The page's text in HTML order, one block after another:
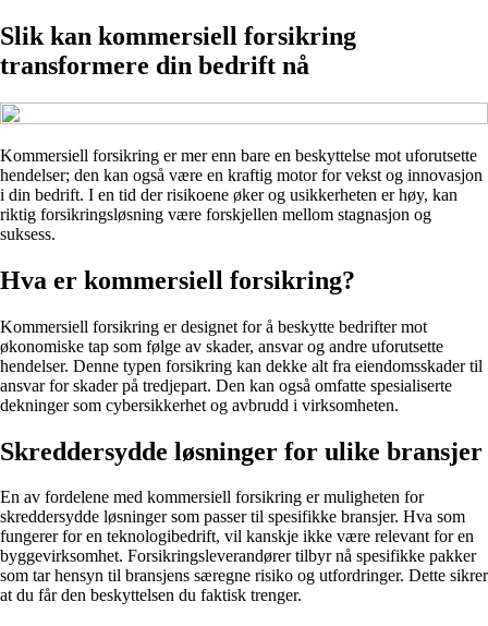
Slik kan kommersiell forsikring
transformere din bedrift nå
Kommersiell forsikring er mer enn bare en beskyttelse mot uforutsette
hendelser; den kan også være en kraftig motor for vekst og innovasjon
i din bedrift. I en tid der risikoene øker og usikkerheten er høy, kan
riktig forsikringsløsning være forskjellen mellom stagnasjon og
suksess.
Hva er kommersiell forsikring?
Kommersiell forsikring er designet for å beskytte bedrifter mot
økonomiske tap som følge av skader, ansvar og andre uforutsette
hendelser. Denne typen forsikring kan dekke alt fra eiendomsskader til
ansvar for skader på tredjepart. Den kan også omfatte spesialiserte
dekninger som cybersikkerhet og avbrudd i virksomheten.
Skreddersydde løsninger for ulike bransjer
En av fordelene med kommersiell forsikring er muligheten for
skreddersydde løsninger som passer til spesifikke bransjer. Hva som
fungerer for en teknologibedrift, vil kanskje ikke være relevant for en
byggevirksomhet. Forsikringsleverandører tilbyr nå spesifikke pakker
som tar hensyn til bransjens særegne risiko og utfordringer. Dette sikrer
at du får den beskyttelsen du faktisk trenger.